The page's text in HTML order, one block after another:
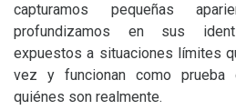
capturamos pequeñas
profundizamos en sus
expuestos a situaciones límites
vez y funcionan como prueba
quiénes son realmente.